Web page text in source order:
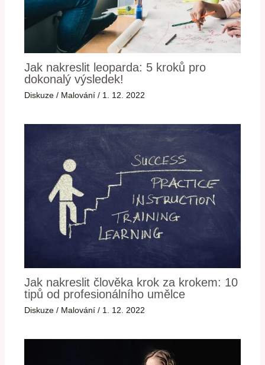
Jak nakreslit leoparda: 5 kroků pro
dokonalý výsledek!
Diskuze / Malování / 1. 12. 2022
Jak nakreslit člověka krok za krokem: 10
tipů od profesionálního umělce
Diskuze / Malování / 1. 12. 2022